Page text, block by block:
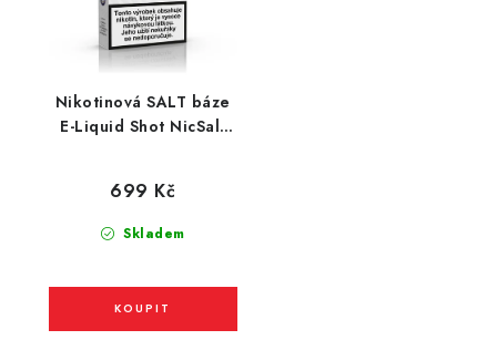
Nikotinová SALT báze
E-Liquid Shot NicSalt
Skladem
699 Kč